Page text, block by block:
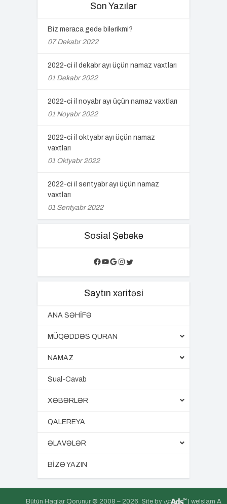
Son Yazılar
Biz meraca gedə bilərikmi?
07 Dekabr 2022
2022-ci il dekabr ayı üçün namaz vaxtları
01 Dekabr 2022
2022-ci il noyabr ayı üçün namaz vaxtları
01 Noyabr 2022
2022-ci il oktyabr ayı üçün namaz
vaxtları
01 Oktyabr 2022
2022-ci il sentyabr ayı üçün namaz
vaxtları
01 Sentyabr 2022
Sosial Şəbəkə
Facebook
YouTube
Google
Instagram
Twitter
Saytın xəritəsi
ANA SƏHİFƏ
MÜQƏDDƏS QURAN
NAMAZ
Sual-Cavab
XƏBƏRLƏR
QALEREYA
ƏLAVƏLƏR
BİZƏ YAZIN
Bütün Haqlar Qorunur © 2008 – 2026. Site by | weIslam A